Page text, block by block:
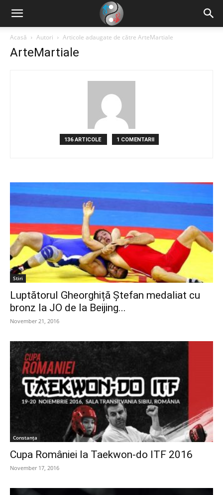
Acasă Autori Articole adaugate de către ArteMartiale
ArteMartiale
136 ARTICOLE 1 COMENTARII
Stiri
Luptătorul Gheorghiță Ștefan medaliat cu
bronz la JO de la Beijing...
November 21, 2016
Constanța
Cupa României la Taekwon-do ITF 2016
November 17, 2016